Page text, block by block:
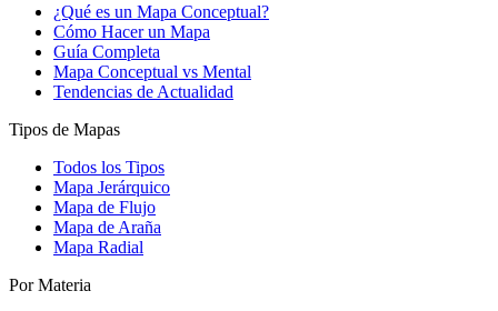
¿Qué es un Mapa Conceptual?
Cómo Hacer un Mapa
Guía Completa
Mapa Conceptual vs Mental
Tendencias de Actualidad
Tipos de Mapas
Todos los Tipos
Mapa Jerárquico
Mapa de Flujo
Mapa de Araña
Mapa Radial
Por Materia